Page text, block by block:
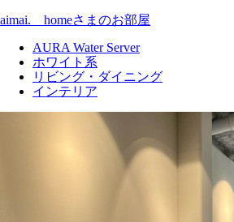
aimai.__homeさまのお部屋
AURA Water Server
ホワイト系
リビング・ダイニング
インテリア